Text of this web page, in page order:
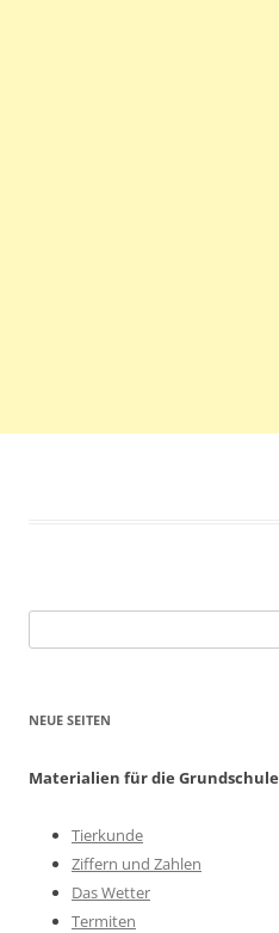
nach:
NEUE SEITEN
Materialien für die Grundschule
Tierkunde
Ziffern und Zahlen
Das Wetter
Termiten